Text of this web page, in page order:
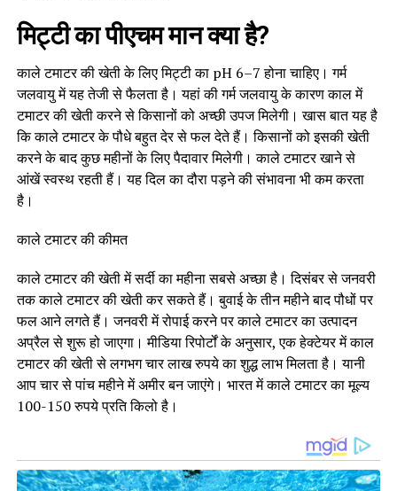
मिट्टी का पीएचम मान क्या है?
काले टमाटर की खेती के लिए मिट्टी का pH 6–7 होना चाहिए। गर्म
जलवायु में यह तेजी से फैलता है। यहां की गर्म जलवायु के कारण काल में
टमाटर की खेती करने से किसानों को अच्छी उपज मिलेगी। खास बात यह है
कि काले टमाटर के पौधे बहुत देर से फल देते हैं। किसानों को इसकी खेती
करने के बाद कुछ महीनों के लिए पैदावार मिलेगी। काले टमाटर खाने से
आंखें स्वस्थ रहती हैं। यह दिल का दौरा पड़ने की संभावना भी कम करता
है।
काले टमाटर की कीमत
काले टमाटर की खेती में सर्दी का महीना सबसे अच्छा है। दिसंबर से जनवरी
तक काले टमाटर की खेती कर सकते हैं। बुवाई के तीन महीने बाद पौधों पर
फल आने लगते हैं। जनवरी में रोपाई करने पर काले टमाटर का उत्पादन
अप्रैल से शुरू हो जाएगा। मीडिया रिपोर्टों के अनुसार, एक हेक्टेयर में काल
टमाटर की खेती से लगभग चार लाख रुपये का शुद्ध लाभ मिलता है। यानी
आप चार से पांच महीने में अमीर बन जाएंगे। भारत में काले टमाटर का मूल्य
100-150 रुपये प्रति किलो है।